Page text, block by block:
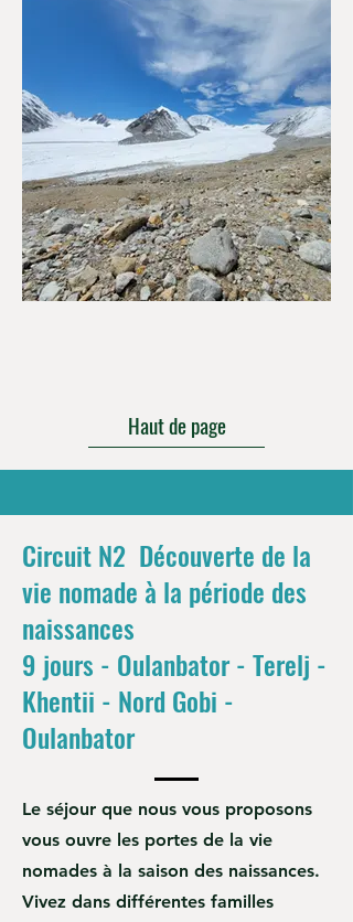
Haut de page
Circuit N2 Découverte de la
vie nomade à la période des
naissances
9 jours - Oulanbator - Terelj -
Khentii - Nord Gobi -
Oulanbator
Le séjour que nous vous proposons
vous ouvre les portes de la vie
nomades à la saison des naissances.
Vivez dans différentes familles